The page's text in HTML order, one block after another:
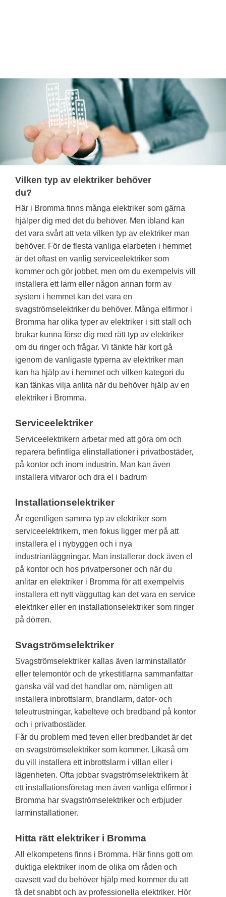
Vilken typ av elektriker behöver
du?
Här i Bromma finns många elektriker som gärna
hjälper dig med det du behöver. Men ibland kan
det vara svårt att veta vilken typ av elektriker man
behöver. För de flesta vanliga elarbeten i hemmet
är det oftast en vanlig serviceelektriker som
kommer och gör jobbet, men om du exempelvis vill
installera ett larm eller någon annan form av
system i hemmet kan det vara en
svagströmselektriker du behöver. Många elfirmor i
Bromma har olika typer av elektriker i sitt stall och
brukar kunna förse dig med rätt typ av elektriker
om du ringer och frågar. Vi tänkte här kort gå
igenom de vanligaste typerna av elektriker man
kan ha hjälp av i hemmet och vilken kategori du
kan tänkas vilja anlita när du behöver hjälp av en
elektriker i Bromma.
Serviceelektriker
Serviceelektrikern arbetar med att göra om och
reparera befintliga elinstallationer i privatbostäder,
på kontor och inom industrin. Man kan även
installera vitvaror och dra el i badrum
Installationselektriker
Är egentligen samma typ av elektriker som
serviceelektrikern, men fokus ligger mer på att
installera el i nybyggen och i nya
industrianläggningar. Man installerar dock även el
på kontor och hos privatpersoner och när du
anlitar en elektriker i Bromma för att exempelvis
installera ett nytt vägguttag kan det vara en service
elektriker eller en installationselektriker som ringer
på dörren.
Svagströmselektriker
Svagströmselektriker kallas även larminstallatör
eller telemontör och de yrkestitlarna sammanfattar
ganska väl vad det handlar om, nämligen att
installera inbrottslarm, brandlarm, dator- och
teleutrustningar, kabelteve och bredband på kontor
och i privatbostäder.
Får du problem med teven eller bredbandet är det
en svagströmselektriker som kommer. Likaså om
du vill installera ett inbrottslarm i villan eller i
lägenheten. Ofta jobbar svagströmselektrikern åt
ett installationsföretag men även vanliga elfirmor i
Bromma har svagströmselektriker och erbjuder
larminstallationer.
Hitta rätt elektriker i Bromma
All elkompetens finns i Bromma. Här finns gott om
duktiga elektriker inom de olika om råden och
oavsett vad du behöver hjälp med kommer du att
få det snabbt och av professionella elektriker. Hör